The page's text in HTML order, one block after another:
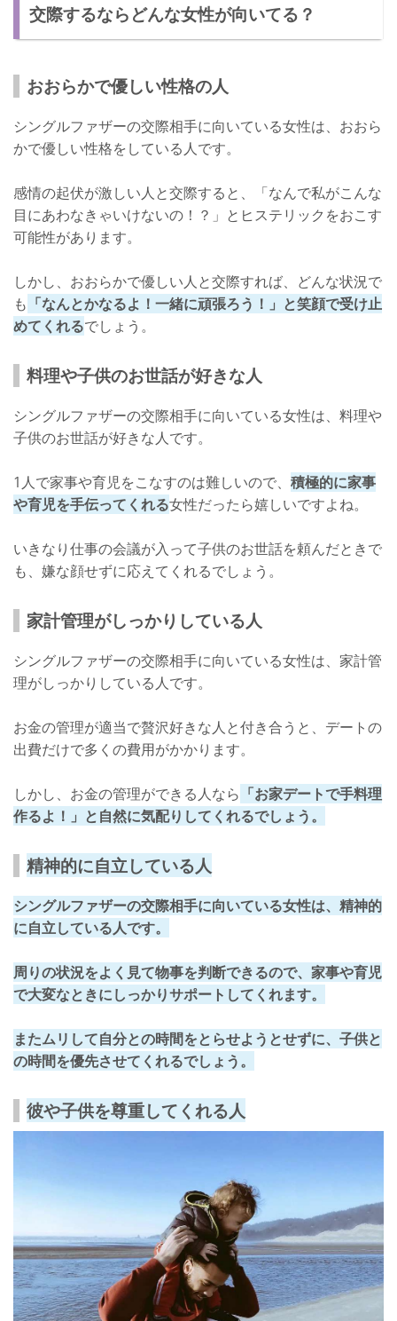
交際するならどんな女性が向いてる？
おおらかで優しい性格の人
シングルファザーの交際相手に向いている女性は、おおら
かで優しい性格をしている人です。
感情の起伏が激しい人と交際すると、「なんで私がこんな
目にあわなきゃいけないの！？」とヒステリックをおこす
可能性があります。
しかし、おおらかで優しい人と交際すれば、どんな状況で
も 「なんとかなるよ！一緒に頑張ろう！」と笑顔で受け止
めてくれるでしょう。
料理や子供のお世話が好きな人
シングルファザーの交際相手に向いている女性は、料理や
子供のお世話が好きな人です。
1人で家事や育児をこなすのは難しいので、 積極的に家事
や育児を手伝ってくれる女性だったら嬉しいですよね。
いきなり仕事の会議が入って子供のお世話を頼んだときで
も、嫌な顔せずに応えてくれるでしょう。
家計管理がしっかりしている人
シングルファザーの交際相手に向いている女性は、家計管
理がしっかりしている人です。
お金の管理が適当で贅沢好きな人と付き合うと、デートの
出費だけで多くの費用がかかります。
しかし、お金の管理ができる人なら 「お家デートで手料理
作るよ！」と自然に気配りしてくれるでしょう。
精神的に自立している人
シングルファザーの交際相手に向いている女性は、精神的
に自立している人です。
周りの状況をよく見て物事を判断できるので、家事や育児
で大変なときにしっかりサポートしてくれます。
またムリして自分との時間をとらせようとせずに、 子供と
の時間を優先させてくれるでしょう。
彼や子供を尊重してくれる人